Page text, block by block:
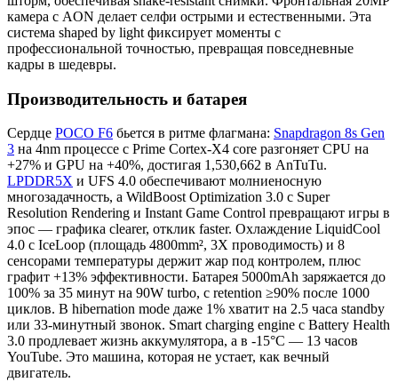
камера с AON делает селфи острыми и естественными. Эта
система shaped by light фиксирует моменты с
профессиональной точностью, превращая повседневные
кадры в шедевры.
Производительность и батарея
Сердце POCO F6 бьется в ритме флагмана: Snapdragon 8s Gen
3 на 4nm процессе с Prime Cortex-X4 core разгоняет CPU на
+27% и GPU на +40%, достигая 1,530,662 в AnTuTu.
LPDDR5X и UFS 4.0 обеспечивают молниеносную
многозадачность, а WildBoost Optimization 3.0 с Super
Resolution Rendering и Instant Game Control превращают игры в
эпос — графика clearer, отклик faster. Охлаждение LiquidCool
4.0 с IceLoop (площадь 4800mm², 3X проводимость) и 8
сенсорами температуры держит жар под контролем, плюс
графит +13% эффективности. Батарея 5000mAh заряжается до
100% за 35 минут на 90W turbo, с retention ≥90% после 1000
циклов. В hibernation mode даже 1% хватит на 2.5 часа standby
или 33-минутный звонок. Smart charging engine с Battery Health
3.0 продлевает жизнь аккумулятора, а в -15°C — 13 часов
YouTube. Это машина, которая не устает, как вечный
двигатель.